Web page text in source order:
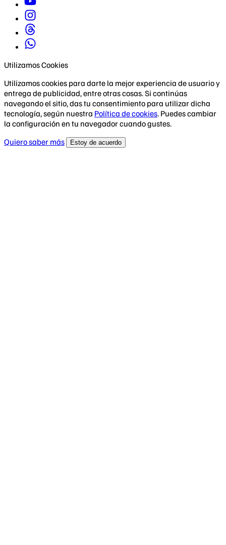
Utilizamos Cookies
Utilizamos cookies para darte la mejor experiencia de usuario y
entrega de publicidad, entre otras cosas. Si continúas
navegando el sitio, das tu consentimiento para utilizar dicha
tecnología, según nuestra Política de cookies. Puedes cambiar
la configuración en tu navegador cuando gustes.
Quiero saber más
Estoy de acuerdo